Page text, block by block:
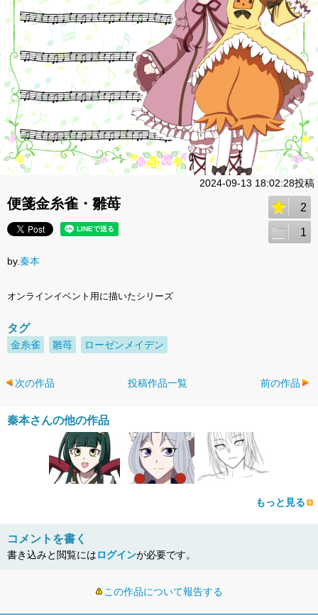
2024-09-13 18:02:28投稿
便箋金糸雀・雛苺 2
1
by.秦本
オンラインイベント用に描いたシリーズ
タグ
金糸雀 雛苺 ローゼンメイデン
次の作品 投稿作品一覧 前の作品
秦本さんの他の作品
もっと見る
コメントを書く
書き込みと閲覧にはログインが必要です。
この作品について報告する